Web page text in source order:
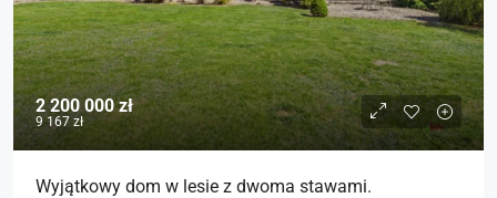
2 200 000 zł
9 167 zł
Wyjątkowy dom w lesie z dwoma stawami.